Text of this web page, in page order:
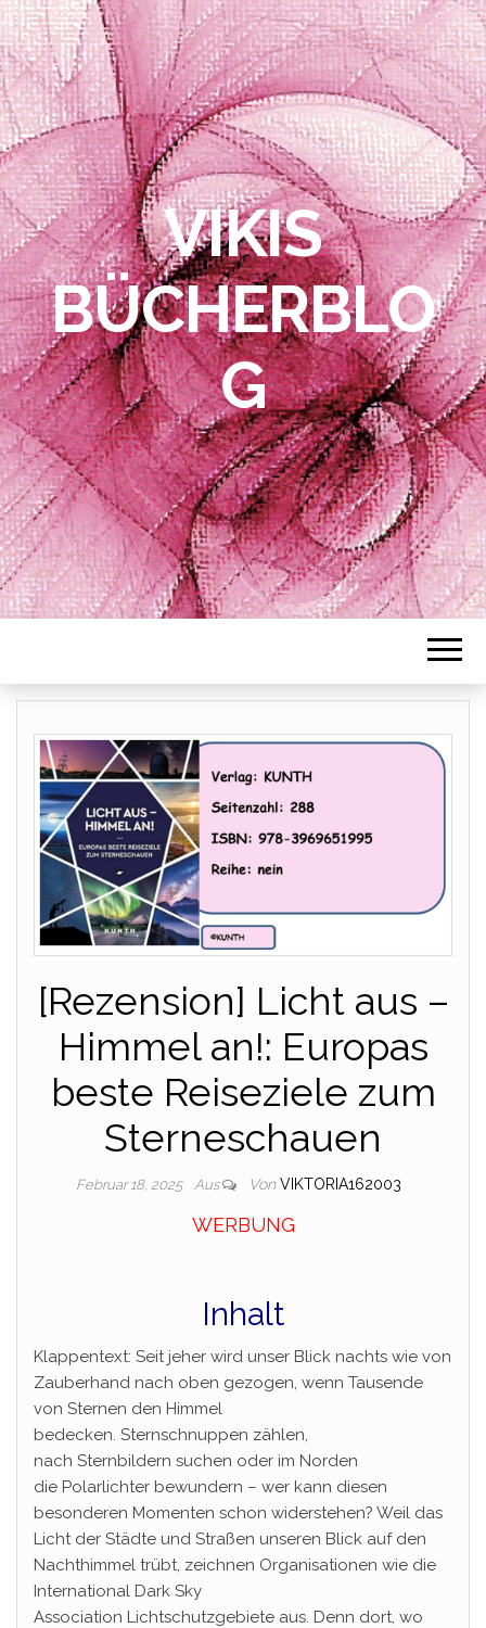
VIKIS
BÜCHERBLO
G
[Rezension] Licht aus –
Himmel an!: Europas
beste Reiseziele zum
Sterneschauen
Februar 18, 2025 Aus Von VIKTORIA162003
WERBUNG
Inhalt
Klappentext: Seit jeher wird unser Blick nachts wie von
Zauberhand nach oben gezogen, wenn Tausende
von Sternen den Himmel
bedecken. Sternschnuppen zählen,
nach Sternbildern suchen oder im Norden
die Polarlichter bewundern – wer kann diesen
besonderen Momenten schon widerstehen? Weil das
Licht der Städte und Straßen unseren Blick auf den
Nachthimmel trübt, zeichnen Organisationen wie die
International Dark Sky
Association Lichtschutzgebiete aus. Denn dort, wo